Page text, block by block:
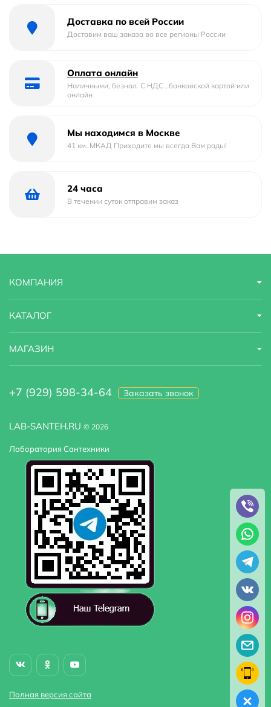
Набор крепежей.
Доставка по всей России
Доставим ваш заказа во все регионы России
Оплата онлайн
Наличными, безнал. С НДС , банковской картой или
онлайн
Мы находимся в Москве
41 км. МКАД Приходите мы всегда Вам рады!
24 часа
В течении суток отправим заказ
LAB-SANTEH.RU © 2026
Лаборатория Сантехники
Полная версия сайта
КОМПАНИЯ
КАТАЛОГ
МАГАЗИН
+7 (929) 598-34-64 Заказать звонок